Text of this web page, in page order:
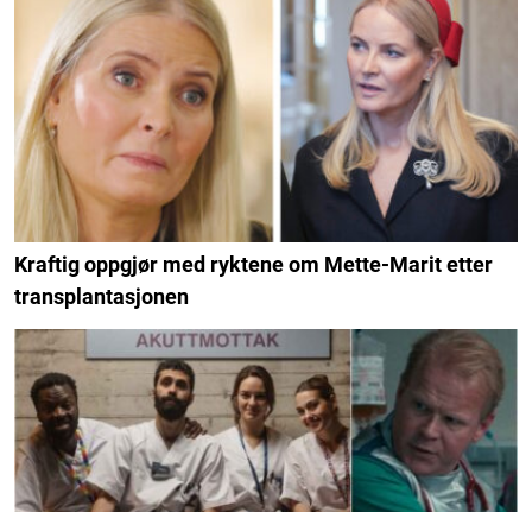
Kraftig oppgjør med ryktene om Mette-Marit etter
transplantasjonen